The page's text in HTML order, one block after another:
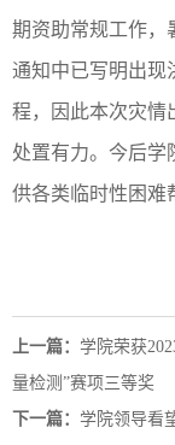
期资助常规工作，
通知中已写明出现
程，因此本次灾情
处置有力。今后学
供各类临时性困难
上一篇： 学院荣获
量检测”赛项三等奖
下一篇： 学院领导看